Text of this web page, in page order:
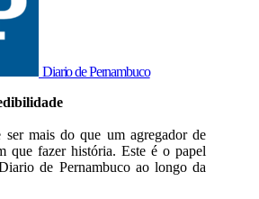
Diario de Pernambuco
mais do que um agregador de
que fazer história. Este é o papel
de Pernambuco ao longo da